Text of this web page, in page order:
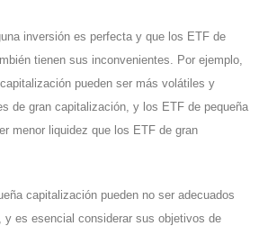
inversión es perfecta y que los ETF de
tienen sus inconvenientes. Por ejemplo,
pueden ser más volátiles y
de gran capitalización, y los ETF de pequeña
menor liquidez que los ETF de gran
capitalización pueden no ser adecuados
y es esencial considerar sus objetivos de